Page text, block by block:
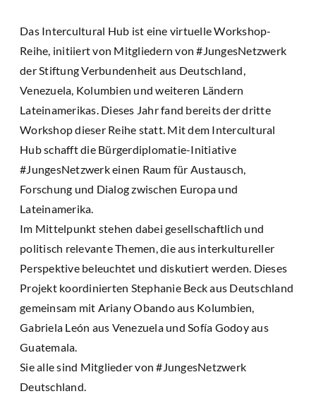
Das Intercultural Hub ist eine virtuelle Workshop-
Reihe, initiiert von Mitgliedern von #JungesNetzwerk
der Stiftung Verbundenheit aus Deutschland,
Venezuela, Kolumbien und weiteren Ländern
Lateinamerikas. Dieses Jahr fand bereits der dritte
Workshop dieser Reihe statt. Mit dem Intercultural
Hub schafft die Bürgerdiplomatie-Initiative
#JungesNetzwerk einen Raum für Austausch,
Forschung und Dialog zwischen Europa und
Lateinamerika.
Im Mittelpunkt stehen dabei gesellschaftlich und
politisch relevante Themen, die aus interkultureller
Perspektive beleuchtet und diskutiert werden. Dieses
Projekt koordinierten Stephanie Beck aus Deutschland
gemeinsam mit Ariany Obando aus Kolumbien,
Gabriela León aus Venezuela und Sofía Godoy aus
Guatemala.
Sie alle sind Mitglieder von #JungesNetzwerk
Deutschland.